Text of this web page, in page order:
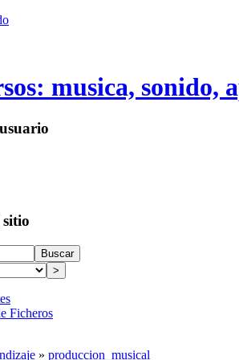
musica, sonido,
Buscar
>
Ficheros
» produccion_musical